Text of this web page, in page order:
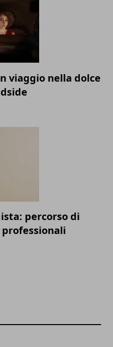
viaggio nella dolce
percorso di